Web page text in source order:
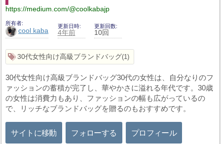
https://medium.com/@coolkabajp
所有者
cool kaba
更新日時
4年前
更新回数
10回
30代女性向け高級ブランドバッグ 1
30代女性向け高級ブランドバッグ30代の女性は、自分なりのフ
ァッションの蓄積が完了し、華やかさに溢れる年代です。30歳
の女性は消費力もあり、ファッションの幅も広がっているの
で、リッチなブランドバッグを贈るのもおすすめです。
サイトに移動 フォローする プロフィール